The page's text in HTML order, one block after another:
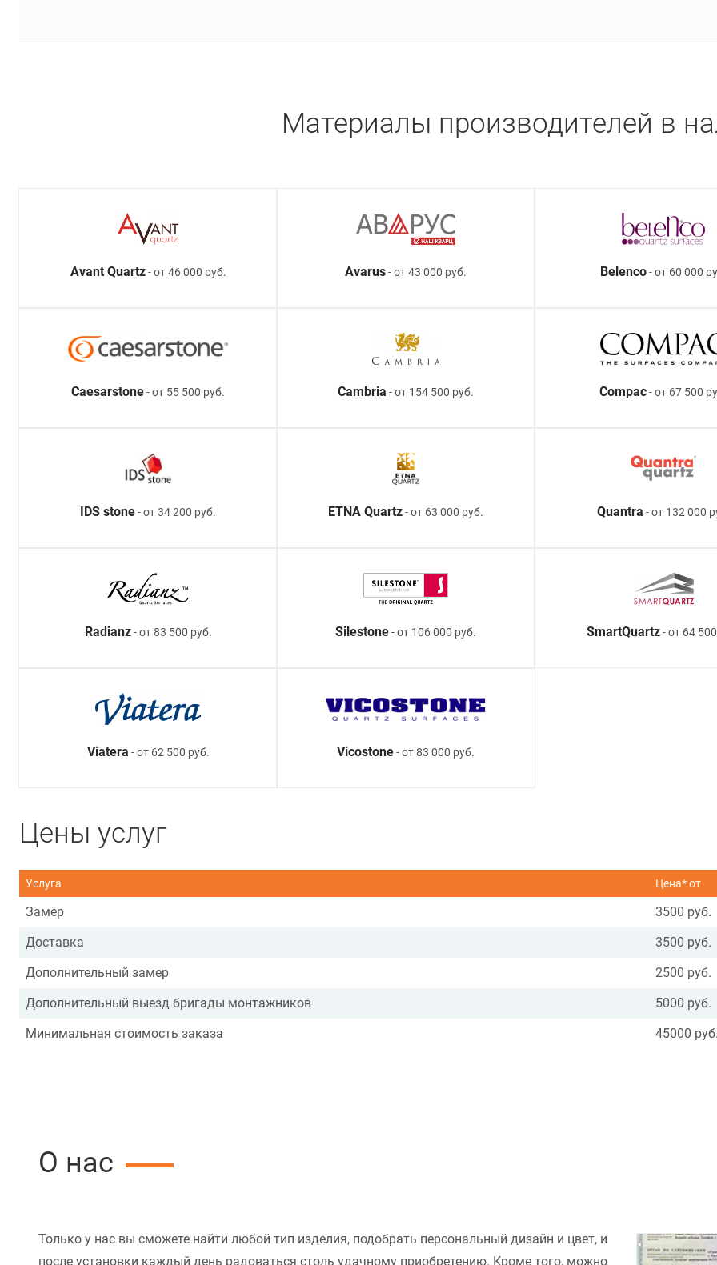
Материалы производителей в
Avant Quartz- от 46 000 руб. Avarus- от 43 000 руб. Belenco- от 60 000
Caesarstone- от 55 500 руб. Cambria - от 154 500 руб. Compac- от 67 500
IDS stone- от 34 200 руб. ETNA Quartz- от 63 000 руб. Quantra - от 132 000
Radianz- от 83 500 руб. Silestone- от 106 000 руб. SmartQuartz- от 64
Viatera - от 62 500 руб. Vicostone- от 83 000 руб.
Цены услуг
Услуга Цена* от
Замер 3500 руб.
Доставка
3500 руб.
Дополнительный замер
2500 руб.
Дополнительный выезд бригады монтажников
5000 руб.
Минимальная стоимость заказа
45000 руб.
О нас
Только у нас вы сможете найти любой тип изделия, подобрать персональный дизайн и цвет, и
после установки каждый день радоваться столь удачному приобретению. Кроме того, можно